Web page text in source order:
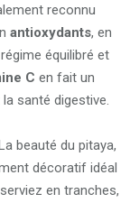
reconnu
antioxydants, en
équilibré et
C en fait un
santé digestive.
beauté du pitaya,
décoratif idéal
en tranches,